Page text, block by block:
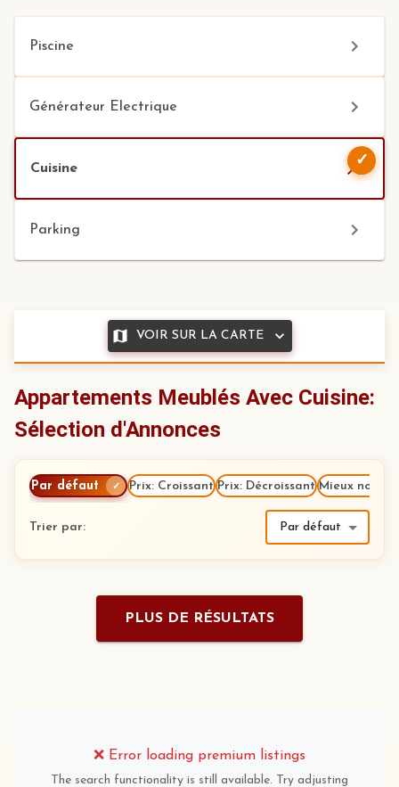
Piscine
Générateur Electrique
✓
Cuisine
Parking
VOIR SUR LA CARTE
Appartements Meublés Avec Cuisine:
Sélection d'Annonces
Par défaut ✓ Prix: Croissant Prix: Décroissant Mieux notés
Trier par: Par défaut
PLUS DE RÉSULTATS
❌ Error loading premium listings
The search functionality is still available. Try adjusting